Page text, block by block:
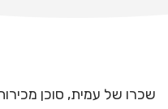
שכרו של עמית, סוכן